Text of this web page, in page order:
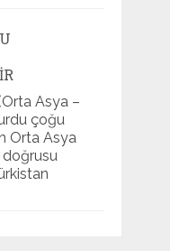
Asya –
çoğu
Orta Asya
doğrusu